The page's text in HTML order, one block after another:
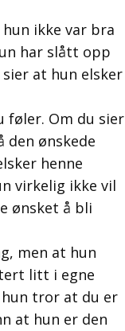
ikke var bra
har slått opp
at hun elsker
føler. Om du sier
ønskede
henne
virkelig ikke vil
ønsket å bli
men at hun
litt i egne
tror at du er
at hun er den